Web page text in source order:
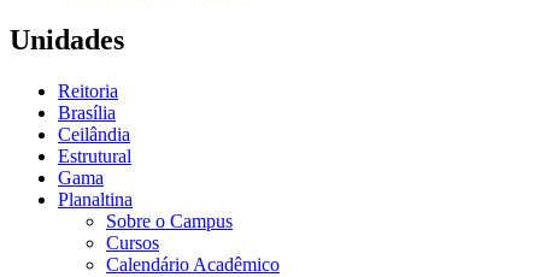
Unidades
Reitoria
Brasília
Ceilândia
Estrutural
Gama
Planaltina
Sobre o Campus
Cursos
Calendário Acadêmico